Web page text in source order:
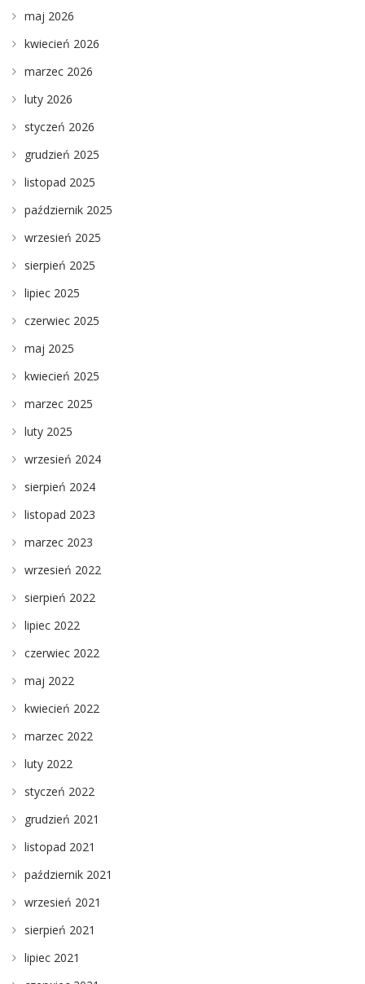
maj 2026
kwiecień 2026
marzec 2026
luty 2026
styczeń 2026
grudzień 2025
listopad 2025
październik 2025
wrzesień 2025
sierpień 2025
lipiec 2025
czerwiec 2025
maj 2025
kwiecień 2025
marzec 2025
luty 2025
wrzesień 2024
sierpień 2024
listopad 2023
marzec 2023
wrzesień 2022
sierpień 2022
lipiec 2022
czerwiec 2022
maj 2022
kwiecień 2022
marzec 2022
luty 2022
styczeń 2022
grudzień 2021
listopad 2021
październik 2021
wrzesień 2021
sierpień 2021
lipiec 2021